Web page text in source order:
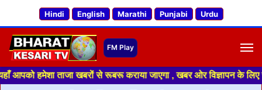
Hindi English Marathi Punjabi Urdu
ताजा खबरों से रूबरू कराया जाएगा , खबर ओर विज्ञापन के लिए